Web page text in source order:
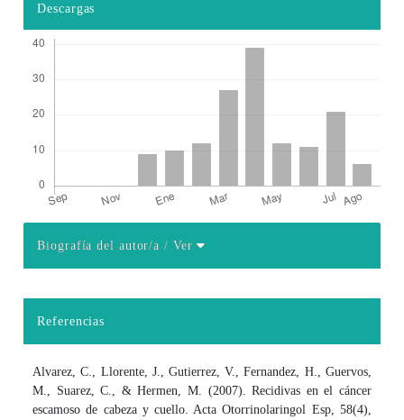
Descargas
Biografía del autor/a/ Ver
Referencias
Alvarez, C., Llorente, J., Gutierrez, V., Fernandez, H., Guervos,
M., Suarez, C., & Hermen, M. (2007). Recidivas en el cáncer
escamoso de cabeza y cuello. Acta Otorrinolaringol Esp, 58(4),